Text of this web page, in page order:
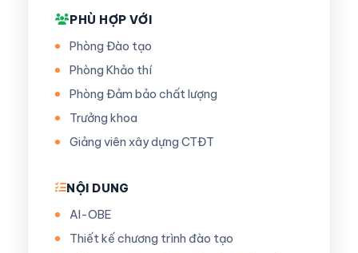
PHÙ HỢP VỚI
Phòng Đào tạo
Phòng Khảo thí
Phòng Đảm bảo chất lượng
Trưởng khoa
Giảng viên xây dựng CTĐT
NỘI DUNG
AI-OBE
Thiết kế chương trình đào tạo